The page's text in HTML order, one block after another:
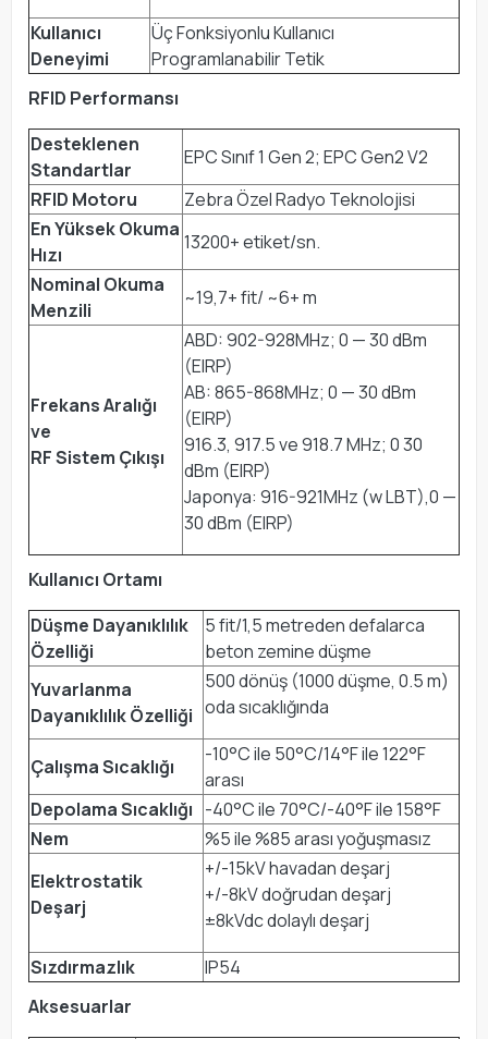
Kullanıcı
Deneyimi
Üç Fonksiyonlu Kullanıcı
Programlanabilir Tetik
RFID Performansı
Desteklenen
Standartlar
EPC Sınıf 1 Gen 2; EPC Gen2 V2
RFID Motoru
Zebra Özel Radyo Teknolojisi
En Yüksek Okuma
Hızı
13200+ etiket/sn.
Nominal Okuma
Menzili
~19,7+ fit/ ~6+ m
Frekans Aralığı
ve
RF Sistem Çıkışı
ABD: 902-928MHz; 0 — 30 dBm
(EIRP)
AB: 865-868MHz; 0 — 30 dBm
(EIRP)
916.3, 917.5 ve 918.7 MHz; 0 30
dBm (EIRP)
Japonya: 916-921MHz (w LBT),0 —
30 dBm (EIRP)
Kullanıcı Ortamı
Düşme Dayanıklılık
Özelliği
5 fit/1,5 metreden defalarca
beton zemine düşme
Yuvarlanma
Dayanıklılık Özelliği
500 dönüş (1000 düşme, 0.5 m)
oda sıcaklığında
Çalışma Sıcaklığı
-10°C ile 50°C/14°F ile 122°F
arası
Depolama Sıcaklığı -40°C ile 70°C/-40°F ile 158°F
Nem
%5 ile %85 arası yoğuşmasız
Elektrostatik
Deşarj
+/-15kV havadan deşarj
+/-8kV doğrudan deşarj
±8kVdc dolaylı deşarj
Sızdırmazlık
IP54
Aksesuarlar